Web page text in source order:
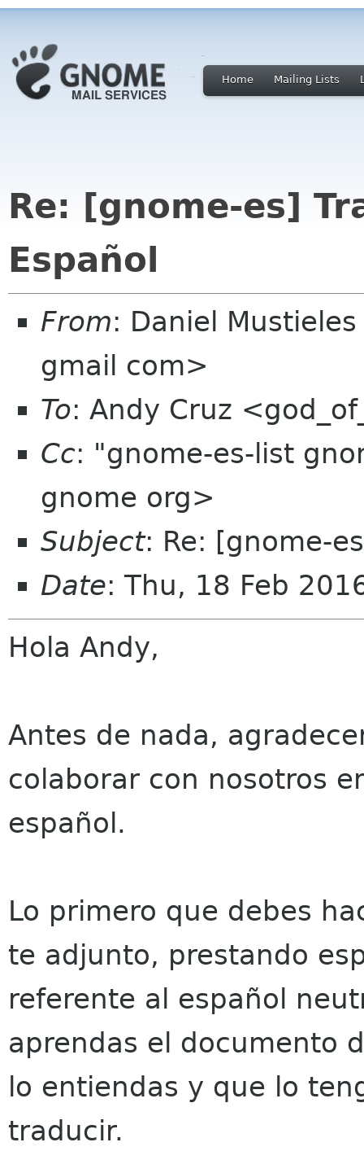
Home Mailing Lists
Re: [gnome-es]
Español
From: Daniel
gmail com>
To: Andy Cruz
Cc: "gnome-es-list
gnome org>
Subject: Re: [gnome-
Date: Thu, 18 Feb
Hola Andy,
Antes de nada,
colaborar con nosotros
español.
Lo primero que debes
te adjunto, prestando
referente al español
aprendas el documento
lo entiendas y que lo
traducir.